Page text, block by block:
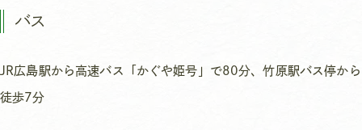
バス
JR広島駅から高速バス「かぐや姫号」で80分、竹原駅バス停から
徒歩7分